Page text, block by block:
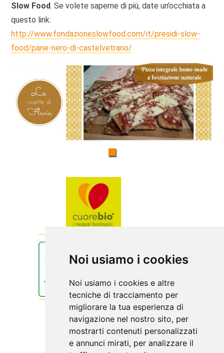
Noi usiamo i cookies
Noi usiamo i cookies e altre
tecniche di tracciamento per
migliorare la tua esperienza di
navigazione nel nostro sito, per
mostrarti contenuti personalizzati
e annunci mirati, per analizzare il
Slow Food. Se volete saperne di più, date un’occhiata a
questo link:
http://www.fondazioneslowfood.com/it/presidi-slow-
food/pane-nero-di-castelvetrano/